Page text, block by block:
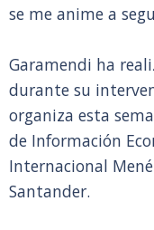
se me anime a
Garamendi ha
durante su
organiza esta
de Información
Internacional
Santander.